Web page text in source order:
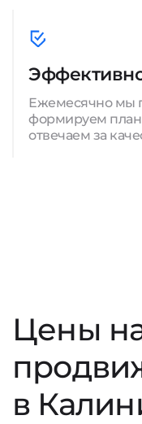
Ежемесячно мы
формируем
отвечаем за
Цены
в